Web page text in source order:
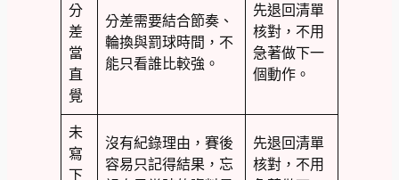
分
差
當
直
覺
分差需要結合節奏、
輪換與罰球時間，不
能只看誰比較強。
先退回清單
核對，不用
急著做下一
個動作。
未
寫
下
沒有紀錄理由，賽後
容易只記得結果，忘
先退回清單
核對，不用